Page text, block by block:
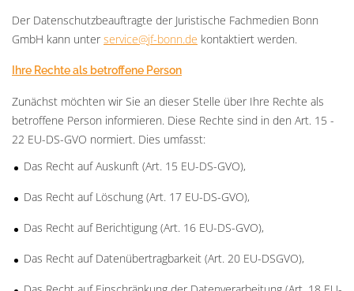
Der Datenschutzbeauftragte der Juristische Fachmedien Bonn
GmbH kann unterservice@jf-bonn.de kontaktiert werden.
Ihre Rechte als betroffene Person
Zunächst möchten wir Sie an dieser Stelle über Ihre Rechte als
betroffene Person informieren. Diese Rechte sind in den Art. 15 -
22 EU-DS-GVO normiert. Dies umfasst:
Das Recht auf Auskunft (Art. 15 EU-DS-GVO),
Das Recht auf Löschung (Art. 17 EU-DS-GVO),
Das Recht auf Berichtigung (Art. 16 EU-DS-GVO),
Das Recht auf Datenübertragbarkeit (Art. 20 EU-DSGVO),